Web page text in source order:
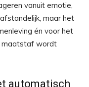
vanuit emotie,
maar het
én voor het
maatstaf wordt
automatisch